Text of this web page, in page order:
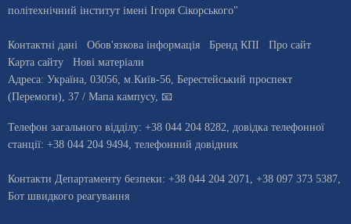
політехнічний інститут імені Ігоря Сікорського"
Контактні дані Обов'язкова інформація Бренд КПІ
Про сайт
Карта сайту
Нові матеріали
Адреса: Україна 03056 , м. Київ-56, Берестейський проспект
(Перемоги), 37 / Мапа кампусу, 📧
Телефон загального відділу: +38 044 204 8282 , довiдка телефонної
станцiї: +38 044 204 9494 телефонний довідник
Контакти Департаменту безпеки: +38 044 204 2071, +38 097 373 5387,
Бот швидкого реагування